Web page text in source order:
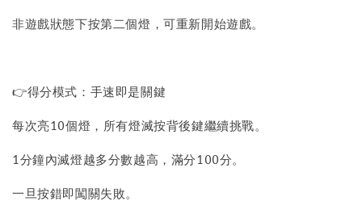
非遊戲狀態下按第二個燈，可重新開始遊戲。
👉得分模式：手速即是關鍵
每次亮10個燈，所有燈滅按背後鍵繼續挑戰。
1分鐘內滅燈越多分數越高，滿分100分。
一旦按錯即闖關失敗。